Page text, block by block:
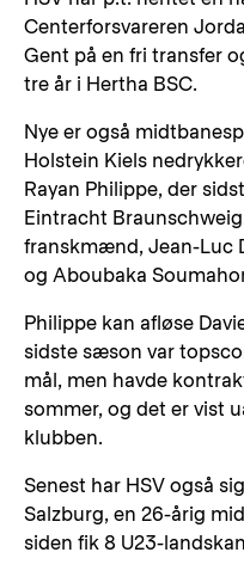
Centerforsvareren
Gent på en fri transfer
tre år i Hertha BSC.
Nye er også
Holstein Kiels
Rayan Philippe, der
Eintracht
franskmænd, Jean-Luc
og Aboubaka
Philippe kan afløse
sidste sæson var
mål, men havde
sommer, og det er vist
klubben.
Senest har HSV også
Salzburg, en 26-årig
siden fik 8 U23-